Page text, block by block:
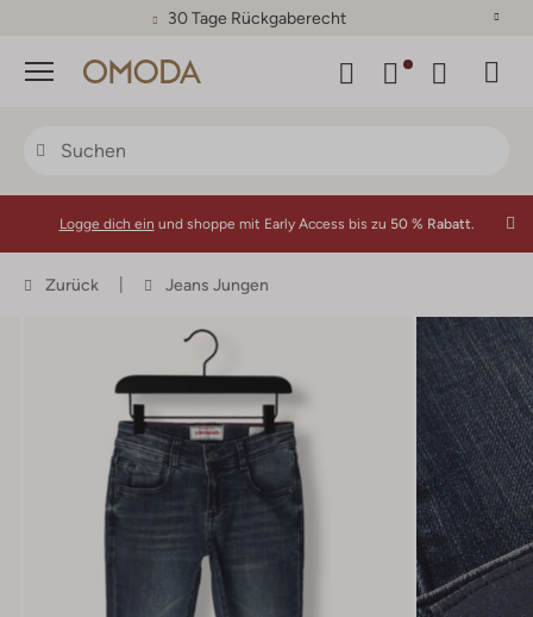
30 Tage Rückgaberecht
Menü
Logge dich ein und shoppe mit Early Access bis zu 50 % Rabatt.
Zurück Jeans Jungen